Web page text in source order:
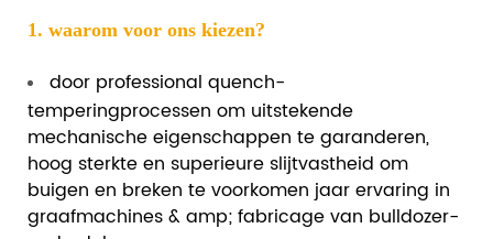
1. waarom voor ons kiezen?
door professional quench-
temperingprocessen om uitstekende
mechanische eigenschappen te garanderen,
hoog sterkte en superieure slijtvastheid om
buigen en breken te voorkomen jaar ervaring in
graafmachines & amp; fabricage van bulldozer-